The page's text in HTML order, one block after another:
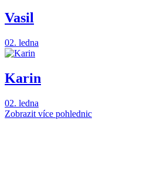
Vasil
02. ledna
Karin
02. ledna
Zobrazit více pohlednic